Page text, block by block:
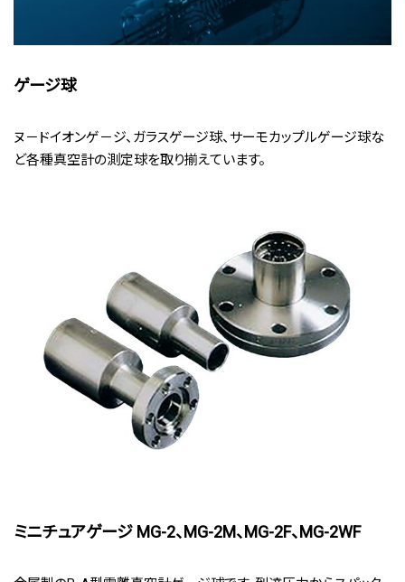
ゲージ球
ヌ－ドイオンゲ－ジ、ガラスゲージ球、サーモカップルゲージ球な
ど各種真空計の測定球を取り揃えています。
ミニチュアゲージ MG-2、MG-2M、MG-2F、MG-2WF